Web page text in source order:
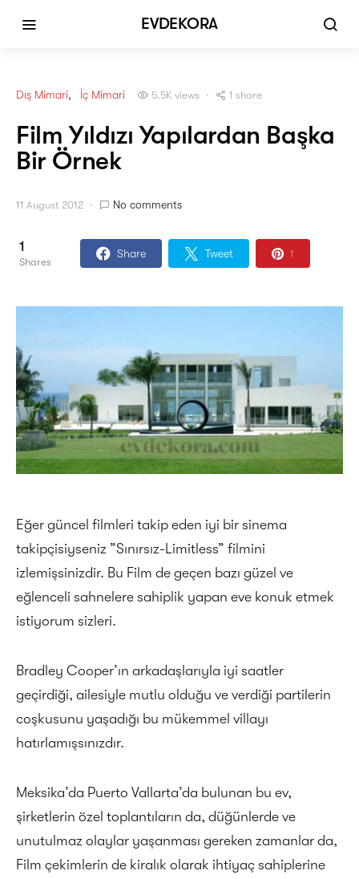
EVDEKORA
Dış Mimari İç Mimari 5.5K views 1 share
Film Yıldızı Yapılardan Başka
Bir Örnek
11 August 2012 No comments
1
Shares
Share Tweet 1
Eğer güncel filmleri takip eden iyi bir sinema
takipçisiyseniz ”Sınırsız-Limitless” filmini
izlemişsinizdir. Bu Film de geçen bazı güzel ve
eğlenceli sahnelere sahiplik yapan eve konuk etmek
istiyorum sizleri.
Bradley Cooper’ın arkadaşlarıyla iyi saatler
geçirdiği, ailesiyle mutlu olduğu ve verdiği partilerin
coşkusunu yaşadığı bu mükemmel villayı
hatırlamışsınızdır.
Meksika’da Puerto Vallarta’da bulunan bu ev,
şirketlerin özel toplantıların da, düğünlerde ve
unutulmaz olaylar yaşanması gereken zamanlar da,
Film çekimlerin de kiralık olarak ihtiyaç sahiplerine